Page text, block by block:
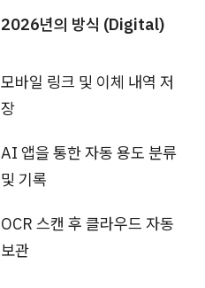
2026년의 방식 (Digital)
모바일 링크 및 이체 내역 저
장
AI 앱을 통한 자동 용도 분류
및 기록
OCR 스캔 후 클라우드 자동
보관